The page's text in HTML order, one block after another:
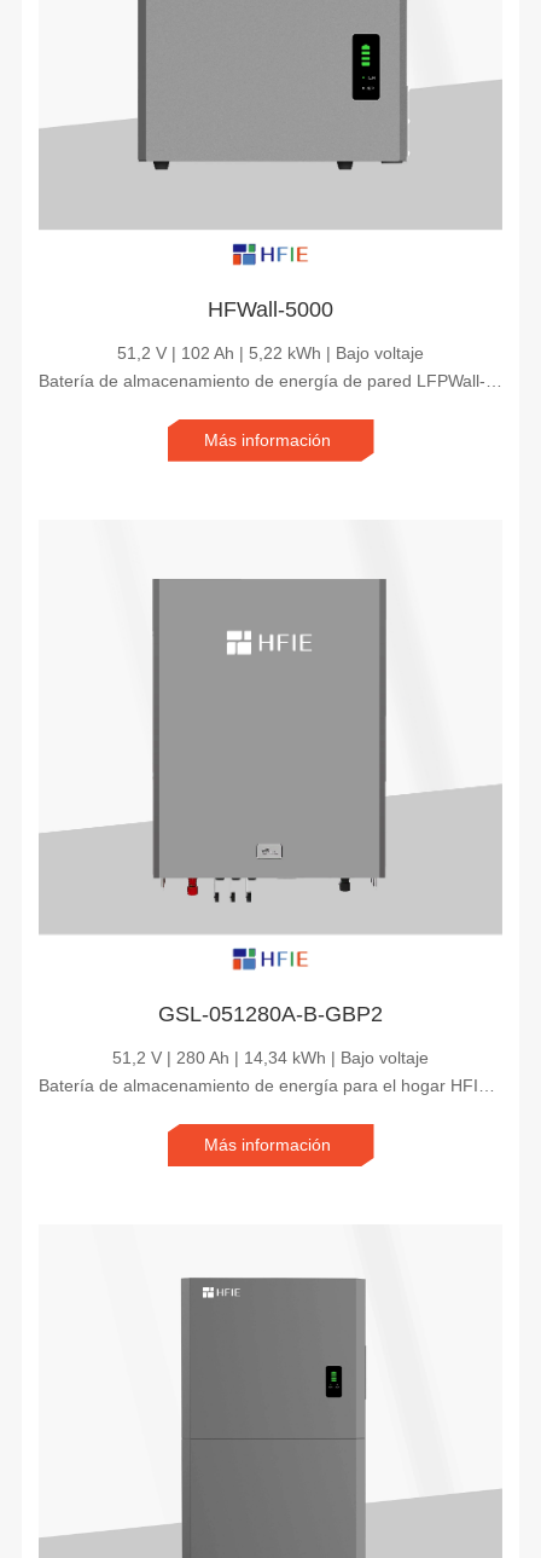
HFWall-5000
51,2 V | 102 Ah | 5,22 kWh | Bajo voltaje
Más información
GSL-051280A-B-GBP2
51,2 V | 280 Ah | 14,34 kWh | Bajo voltaje
Más información